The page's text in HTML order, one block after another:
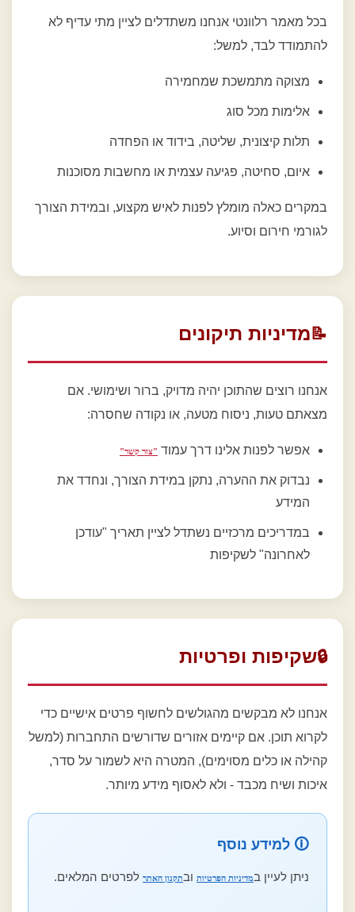
בכל מאמר רלוונטי אנחנו משתדלים לציין מתי עדיף לא
להתמודד לבד, למשל:
מצוקה מתמשכת שמחמירה
אלימות מכל סוג
תלות קיצונית, שליטה, בידוד או הפחדה
איום, סחיטה, פגיעה עצמית או מחשבות מסוכנות
במקרים כאלה מומלץ לפנות לאיש מקצוע, ובמידת הצורך
לגורמי חירום וסיוע.
📝 מדיניות תיקונים
אנחנו רוצים שהתוכן יהיה מדויק, ברור ושימושי. אם
מצאתם טעות, ניסוח מטעה, או נקודה שחסרה:
אפשר לפנות אלינו דרך עמוד "צור קשר"
נבדוק את ההערה, נתקן במידת הצורך, ונחדד את
המידע
במדריכים מרכזיים נשתדל לציין תאריך "עודכן
לאחרונה" לשקיפות
🔒שקיפות ופרטיות
אנחנו לא מבקשים מהגולשים לחשוף פרטים אישיים כדי
לקרוא תוכן. אם קיימים אזורים שדורשים התחברות (למשל
קהילה או כלים מסוימים), המטרה היא לשמור על סדר,
איכות ושיח מכבד - ולא לאסוף מידע מיותר.
🛈 למידע נוסף
ניתן לעיין במדיניות הפרטיות ובתקנון האתר לפרטים המלאים.